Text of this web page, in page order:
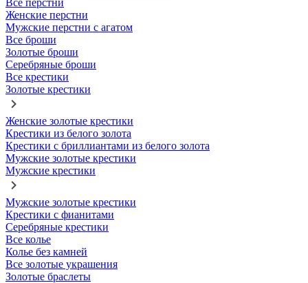
Все перстни
Женские перстни
Мужские перстни с агатом
Все броши
Золотые броши
Серебряные броши
Все крестики
Золотые крестики
Женские золотые крестики
Крестики из белого золота
Крестики с бриллиантами из белого золота
Мужские золотые крестики
Мужские крестики
Мужские золотые крестики
Крестики с фианитами
Серебряные крестики
Все колье
Колье без камней
Все золотые украшения
Золотые браслеты